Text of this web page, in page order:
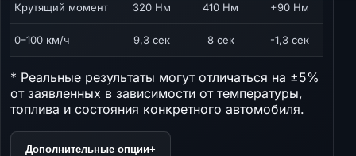
Крутящий момент 320 Нм 410 Нм +90 Нм
0–100 км/ч 9,3 сек 8 сек -1,3 сек
* Реальные результаты могут отличаться на ±5%
от заявленных в зависимости от температуры,
топлива и состояния конкретного автомобиля.
Дополнительные опции+